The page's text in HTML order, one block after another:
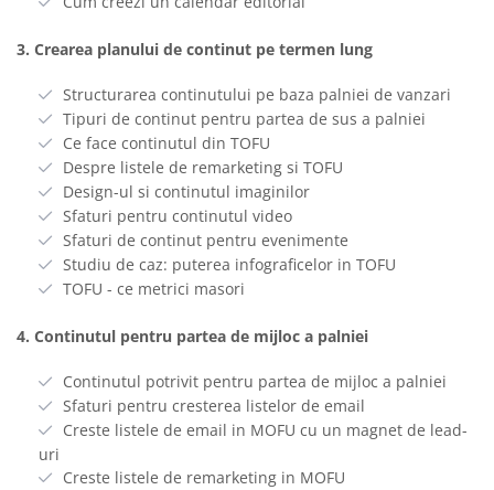
3. Crearea planului de continut pe termen lung
Structurarea continutului pe baza palniei de vanzari
Tipuri de continut pentru partea de sus a palniei
Ce face continutul din TOFU
Despre listele de remarketing si TOFU
Design-ul si continutul imaginilor
Sfaturi pentru continutul video
Sfaturi de continut pentru evenimente
Studiu de caz: puterea infograficelor in TOFU
TOFU - ce metrici masori
4. Continutul pentru partea de mijloc a palniei
Continutul potrivit pentru partea de mijloc a palniei
Sfaturi pentru cresterea listelor de email
Creste listele de email in MOFU cu un magnet de lead-
uri
Creste listele de remarketing in MOFU